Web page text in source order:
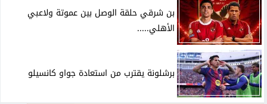
بن شرقي حلقة الوصل بين عموتة ولاعبي
الأهلي.....
برشلونة يقترب من استعادة جواو كانسيلو